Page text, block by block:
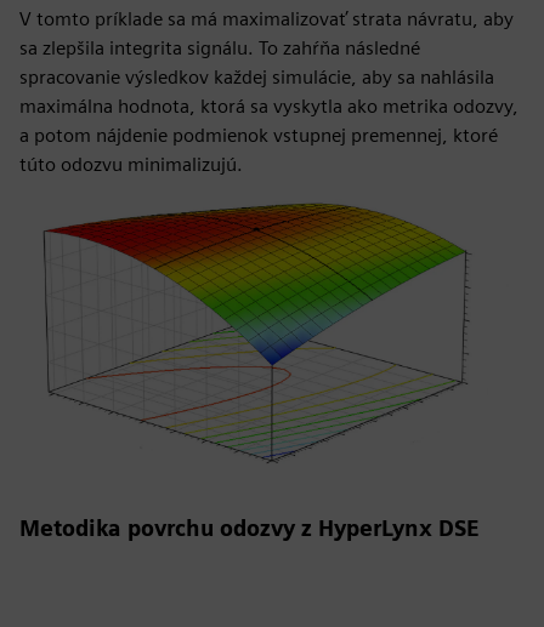
V tomto príklade sa má maximalizovať strata návratu, aby
sa zlepšila integrita signálu. To zahŕňa následné
spracovanie výsledkov každej simulácie, aby sa nahlásila
maximálna hodnota, ktorá sa vyskytla ako metrika odozvy,
a potom nájdenie podmienok vstupnej premennej, ktoré
túto odozvu minimalizujú.
Metodika povrchu odozvy z HyperLynx DSE